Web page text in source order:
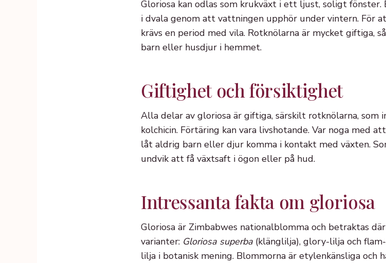
Gloriosa kan odlas som krukväxt i ett ljust, soligt
i dvala genom att vattningen upphör under vintern. För
krävs en period med vila. Rotknölarna är mycket giftiga,
barn eller husdjur i hemmet.
Giftighet och försiktighet
Alla delar av gloriosa är giftiga, särskilt rotknölarna, som
kolchicin. Förtäring kan vara livshotande. Var noga med
låt aldrig barn eller djur komma i kontakt med växten.
undvik att få växtsaft i ögon eller på hud.
Intressanta fakta om gloriosa
Gloriosa är Zimbabwes nationalblomma och betraktas
varianter: Gloriosa superba (klänglilja), glory-lilja och
lilja i botanisk mening. Blommorna är etylenkänsliga och